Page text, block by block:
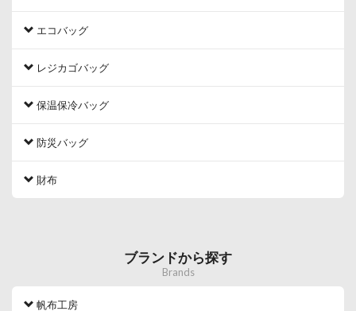
エコバッグ
レジカゴバッグ
保温保冷バッグ
防災バッグ
財布
ブランドから探す
Brands
帆布工房